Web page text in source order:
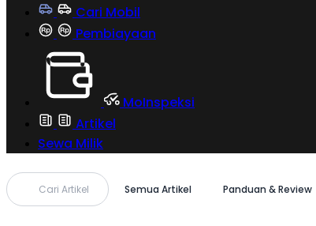
Cari Mobil
Pembiayaan
MoInspeksi
Artikel
Sewa Milik
Cari Artikel Semua Artikel Panduan & Review